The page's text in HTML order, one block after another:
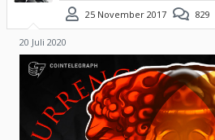
a
m
t
25 November 2017 829
20 Juli 2020